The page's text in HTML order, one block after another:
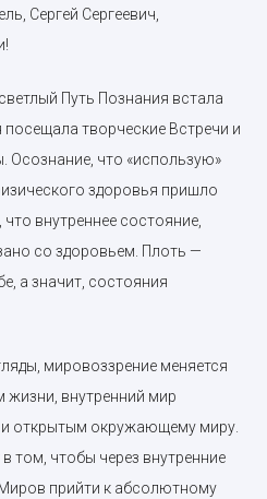
Сергей Сергеевич,
Путь Познания встала
творческие Встречи и
Осознание, что «использую»
здоровья пришло
внутреннее состояние,
со здоровьем. Плоть —
а значит, состояния
мировоззрение меняется
жизни, внутренний мир
и открытым окружающему миру.
том, чтобы через внутренние
прийти к абсолютному